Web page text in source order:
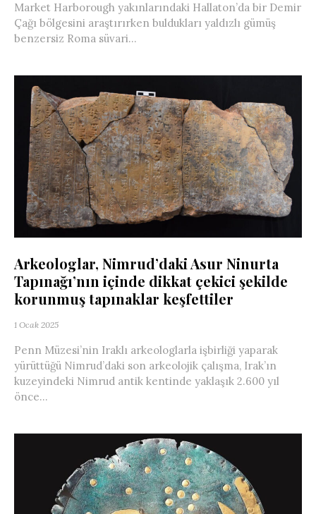
Market Harborough yakınlarındaki Hallaton’da bir Demir
Çağı bölgesini araştırırken buldukları yaldızlı gümüş
benzersiz Roma süvari...
Arkeologlar, Nimrud’daki Asur Ninurta
Tapınağı’nın içinde dikkat çekici şekilde
korunmuş tapınaklar keşfettiler
1 Ocak 2025
Penn Müzesi’nin Iraklı arkeologlarla işbirliği yaparak
yürüttüğü Nimrud’daki son arkeolojik çalışma, Irak’ın
kuzeyindeki Nimrud antik kentinde yaklaşık 2.600 yıl
önce...